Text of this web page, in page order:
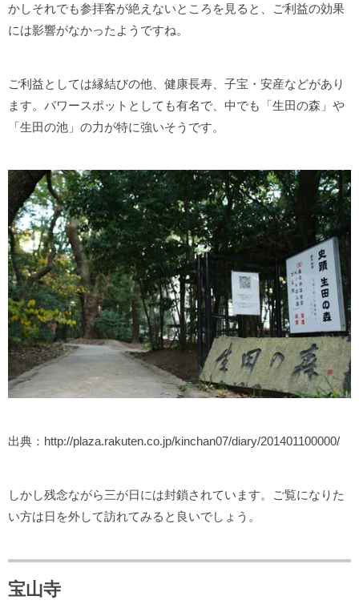
かしそれでも参拝客が絶えないところを見ると、ご利益の効果
には影響がなかったようですね。
ご利益としては縁結びの他、健康長寿、子宝・安産などがあり
ます。パワースポットとしても有名で、中でも「生田の森」や
「生田の池」の力が特に強いそうです。
出典：http://plaza.rakuten.co.jp/kinchan07/diary/201401100000/
しかし残念ながら三が日には封鎖されています。ご覧になりた
い方は日を外して訪れてみると良いでしょう。
宝山寺